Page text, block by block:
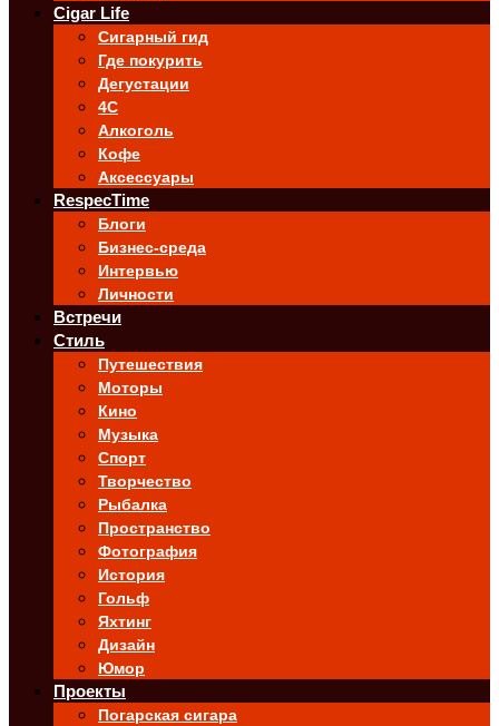
Cigar Life
Сигарный гид
Где покурить
Дегустации
4C
Алкоголь
Кофе
Аксессуары
RespecTime
Блоги
Бизнес-среда
Интервью
Личности
Встречи
Стиль
Путешествия
Моторы
Кино
Музыка
Спорт
Творчество
Рыбалка
Пространство
Фотография
История
Гольф
Яхтинг
Дизайн
Юмор
Проекты
Погарская сигара